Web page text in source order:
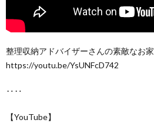
整理収納アドバイザーさんの素敵なお家
https://youtu.be/YsUNFcD742
‥‥
【YouTube】